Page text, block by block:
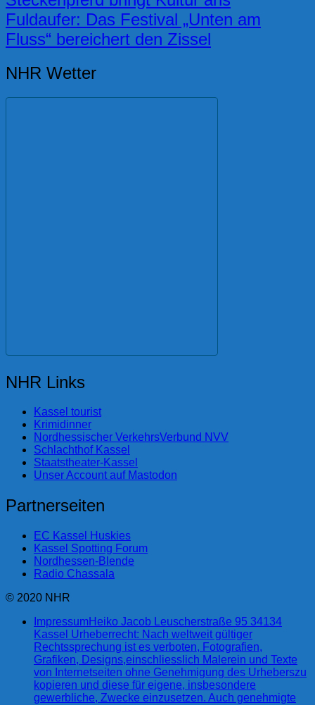
Fuldaufer: Das Festival „Unten am
Fluss“ bereichert den Zissel
NHR Wetter
NHR Links
Kassel tourist
Krimidinner
Nordhessischer VerkehrsVerbund NVV
Schlachthof Kassel
Staatstheater-Kassel
Unser Account auf Mastodon
Partnerseiten
EC Kassel Huskies
Kassel Spotting Forum
Nordhessen-Blende
Radio Chassala
© 2020 NHR
ImpressumHeiko Jacob Leuscherstraße 95 34134
Kassel Urheberrecht: Nach weltweit gültiger
Rechtssprechung ist es verboten, Fotografien,
Grafiken, Designs,einschliesslich Malerein und Texte
von Internetseiten ohne Genehmigung des Urheberszu
kopieren und diese für eigene, insbesondere
gewerbliche, Zwecke einzusetzen. Auch genehmigte